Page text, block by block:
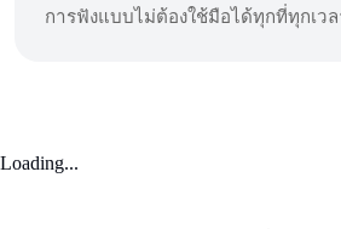
การฟังแบบไม่ต้องใช้มือได้ทุกที่ทุกเวล
Loading...